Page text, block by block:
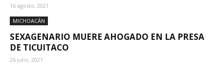
16 agosto, 2021
MICHOACÁN
SEXAGENARIO MUERE AHOGADO EN LA PRESA
DE TICUITACO
26 julio, 2021